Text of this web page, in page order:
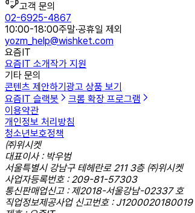
고객 문의
02-6925-4867
10:00-18:00주말·공휴일 제외
yozm_help@wishket.com
요즘IT
요즘IT 소개작가 지원
기타 문의
콘텐츠 제안하기 광고 상품 보기
요즘IT 슬랙봇
크롬 확장 프로그램
이용약관
개인정보 처리방침
청소년보호정책
㈜위시켓
대표이사 : 박우범
서울특별시 강남구 테헤란로 211 3층 ㈜위시켓
사업자등록번호 : 209-81-57303
통신판매업신고 : 제2018-서울강남-02337 호
직업정보제공사업 신고번호 : J1200020180019